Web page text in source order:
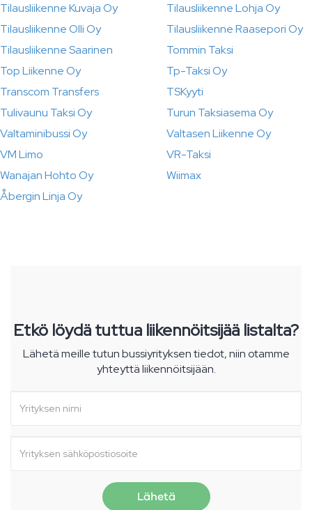
Tilausliikenne Kuvaja Oy
Tilausliikenne Lohja Oy
Tilausliikenne Olli Oy
Tilausliikenne Raasepori Oy
Tilausliikenne Saarinen
Tommin Taksi
Top Liikenne Oy
Tp-Taksi Oy
Transcom Transfers
TSKyyti
Tulivaunu Taksi Oy
Turun Taksiasema Oy
Valtaminibussi Oy
Valtasen Liikenne Oy
VM Limo
VR-Taksi
Wanajan Hohto Oy
Wiimax
Åbergin Linja Oy
Etkö löydä tuttua liikennöitsijää listalta?
Lähetä meille tutun bussiyrityksen tiedot, niin otamme
yhteyttä liikennöitsijään.